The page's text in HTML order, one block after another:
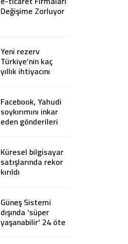
Değişime Zorluyor
Yeni rezerv
Türkiye’nin kaç
yıllık ihtiyacını
Facebook, Yahudi
soykırımını inkar
eden gönderileri
Küresel bilgisayar
satışlarında rekor
kırıldı
Güneş Sistemi
dışında ‘süper
yaşanabilir’ 24 öte
gezegen keşfedildi